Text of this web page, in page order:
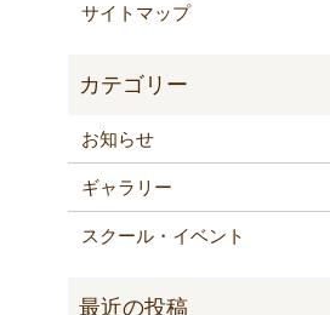
サイトマップ
お知らせ
ギャラリー
スクール・イベント